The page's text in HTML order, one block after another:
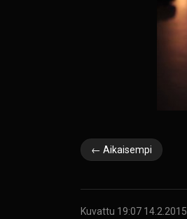
← Aikaisempi
Kuvattu 19:07 14.2.2015